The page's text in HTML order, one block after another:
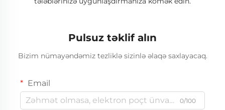
Pulsuz təklif alın
Bizim nümayəndəmiz tezliklə sizinlə əlaqə saxlayacaq.
Email
0/100